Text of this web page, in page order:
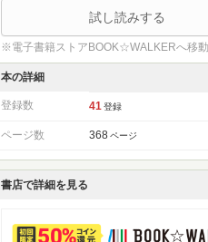
試し読みする
※電子書籍ストアBOOK☆WALKERへ移
本の詳細
登録数 41 登録
ページ数 368 ページ
書店で詳細を見る